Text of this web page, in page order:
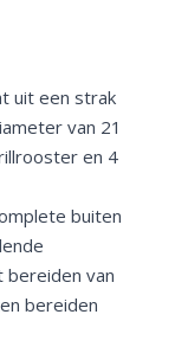
uit een strak
van 21
en 4
buiten
bereiden van
bereiden